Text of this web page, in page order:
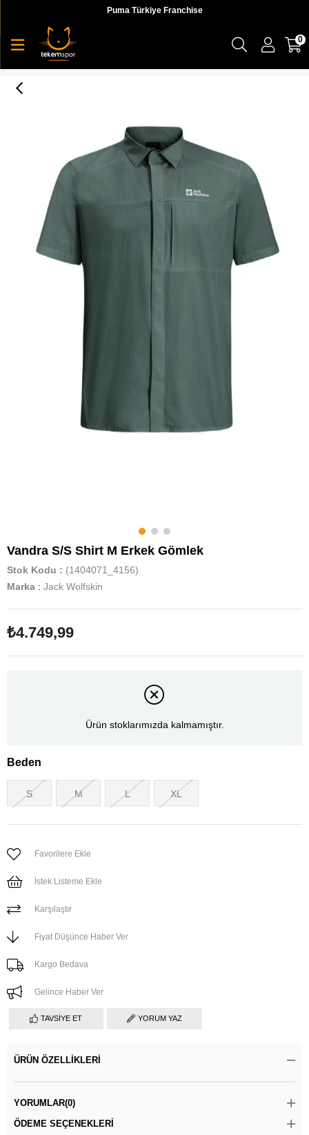
Puma Türkiye Franchise
0
Vandra S/S Shirt M Erkek Gömlek
Stok Kodu
(1404071_4156)
Marka : Jack Wolfskin
₺4.749,99
Ürün stoklarımızda kalmamıştır.
Beden
S M L XL
Favorilere Ekle
İstek Listeme Ekle
Karşılaştır
Fiyat Düşünce Haber Ver
Kargo Bedava
Gelince Haber Ver
TAVSIYE ET YORUM YAZ
ÜRÜN ÖZELLIKLERI
YORUMLAR(0)
ÖDEME SEÇENEKLERI